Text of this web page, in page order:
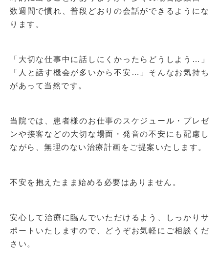
数週間で慣れ、普段どおりの会話ができるようにな
ります。
「大切な仕事中に話しにくかったらどうしよう…」
「人と話す機会が多いから不安…」そんなお気持ち
があって当然です。
当院では、患者様のお仕事のスケジュール・プレゼ
ンや接客などの大切な場面・発音の不安にも配慮し
ながら、無理のない治療計画をご提案いたします。
不安を抱えたまま始める必要はありません。
安心して治療に臨んでいただけるよう、しっかりサ
ポートいたしますので、どうぞお気軽にご相談くだ
さい。